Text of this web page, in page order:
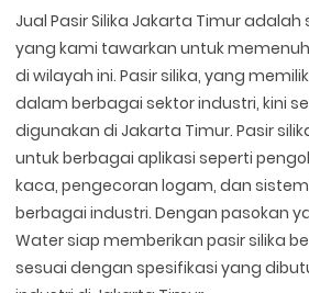
Jual Pasir Silika Jakarta Timur
yang kami tawarkan untuk
di wilayah ini. Pasir silika, yang
dalam berbagai sektor industri, kini
digunakan di Jakarta Timur. Pasir
untuk berbagai aplikasi seperti
kaca, pengecoran logam, dan
berbagai industri. Dengan pasokan
Water siap memberikan pasir silika
sesuai dengan spesifikasi yang